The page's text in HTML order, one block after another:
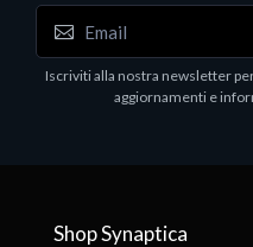
Iscriviti alla nostra newsletter
aggiornamenti e
Shop Synaptica